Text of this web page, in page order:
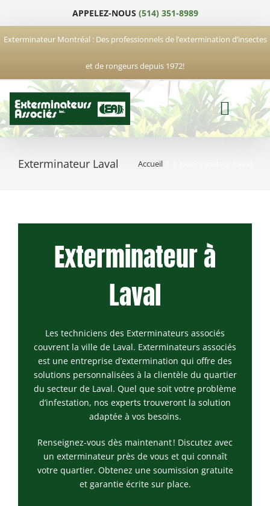
contenu
APPELEZ-NOUS (514) 351-8989
Exterminateur Montréal : Des professionnels de l’extermination d’insectes
et de rongeurs depuis 1972!
Exterminateur Laval Accueil
Exterminateur à
Laval
Les techniciens des Exterminateurs associés
couvrent la ville de Laval. Exterminateurs associés
est une entreprise d’extermination qui offre des
solutions personnalisées à la clientèle du quartier
du secteur de Laval. Quel que soit votre problème
d’infestation, nos experts trouveront la solution
adaptée à vos besoins.
Renseignez-vous dès maintenant ! Discutez avec
un exterminateur près de vous et qui connaît
votre quartier. Obtenez une soumission gratuite
et garantie écrite sur place.